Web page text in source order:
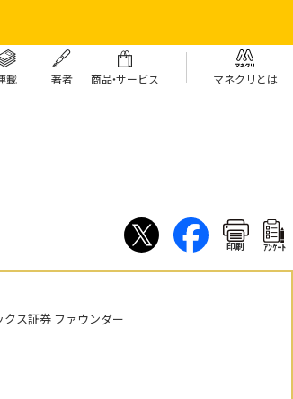
載 著者 商品・サービス マネクリとは
印刷 ｱﾝｹｰﾄ
ス証券 ファウンダー